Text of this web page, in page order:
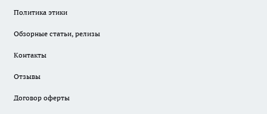
Политика этики
Обзорные статьи, релизы
Контакты
Отзывы
Договор оферты